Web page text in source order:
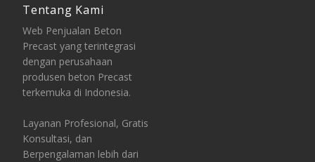
Tentang Kami
Web Penjualan Beton
Precast yang terintegrasi
dengan perusahaan
produsen beton Precast
terkemuka di Indonesia.
Layanan Profesional, Gratis
Konsultasi, dan
Berpengalaman lebih dari